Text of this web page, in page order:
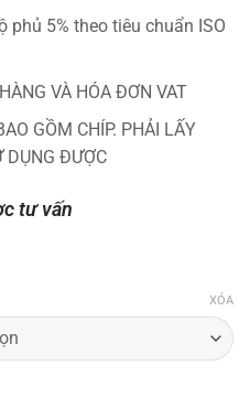
5% theo tiêu chuẩn ISO
VÀ HÓA ĐƠN VAT
GỒM CHÍP. PHẢI LẤY
DỤNG ĐƯỢC
tư vấn
XÓA
cho máy in HP M211d/